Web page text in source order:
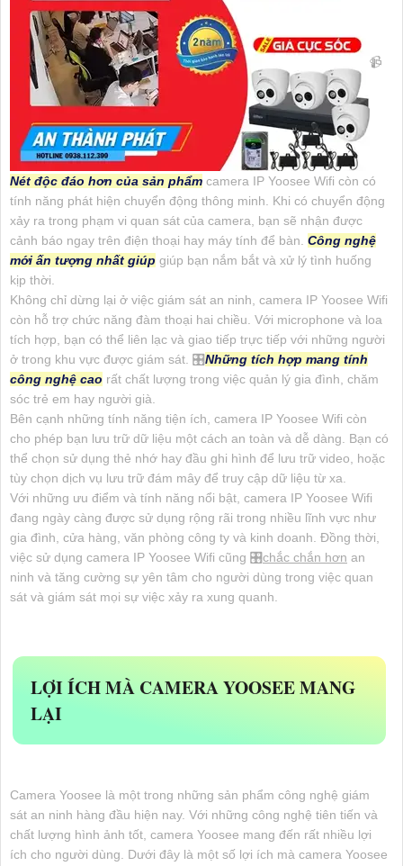
📹
Nét độc đáo hơn của sản phẩm camera IP Yoosee Wifi còn có
tính năng phát hiện chuyển động thông minh. Khi có chuyển động
xảy ra trong phạm vi quan sát của camera, bạn sẽ nhận được
cảnh báo ngay trên điện thoại hay máy tính để bàn. Công nghệ
mới ấn tượng nhất giúp giúp bạn nắm bắt và xử lý tình huống
kịp thời.
Không chỉ dừng lại ở việc giám sát an ninh, camera IP Yoosee Wifi
còn hỗ trợ chức năng đàm thoại hai chiều. Với microphone và loa
tích hợp, bạn có thể liên lạc và giao tiếp trực tiếp với những người
ở trong khu vực được giám sát. 🎛Những tích hợp mang tính
công nghệ cao rất chất lượng trong việc quản lý gia đình, chăm
sóc trẻ em hay người già.
Bên cạnh những tính năng tiện ích, camera IP Yoosee Wifi còn
cho phép bạn lưu trữ dữ liệu một cách an toàn và dễ dàng. Bạn có
thể chọn sử dụng thẻ nhớ hay đầu ghi hình để lưu trữ video, hoặc
tùy chọn dịch vụ lưu trữ đám mây để truy cập dữ liệu từ xa.
Với những ưu điểm và tính năng nổi bật, camera IP Yoosee Wifi
đang ngày càng được sử dụng rộng rãi trong nhiều lĩnh vực như
gia đình, cửa hàng, văn phòng công ty và kinh doanh. Đồng thời,
việc sử dụng camera IP Yoosee Wifi cũng 🎛chắc chắn hơn an
ninh và tăng cường sự yên tâm cho người dùng trong việc quan
sát và giám sát mọi sự việc xảy ra xung quanh.
LỢI ÍCH MÀ CAMERA YOOSEE MANG
LẠI
Camera Yoosee là một trong những sản phẩm công nghệ giám
sát an ninh hàng đầu hiện nay. Với những công nghệ tiên tiến và
chất lượng hình ảnh tốt, camera Yoosee mang đến rất nhiều lợi
ích cho người dùng. Dưới đây là một số lợi ích mà camera Yoosee